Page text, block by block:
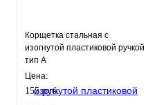
Корщетка стальная с
изогнутой пластиковой ручкой
тип А
Цена:
155 руб.